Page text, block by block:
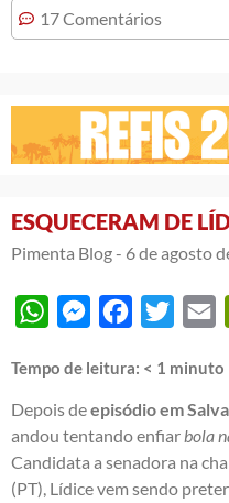
17 Comentários
ESQUECERAM DE
Pimenta Blog - 6 de agosto
WhatsAppMessengerFacebook
Twitter
Tempo de leitura: < 1 minuto
Depois deepisódio em
andou tentando enfiarbola
Candidata a senadora na
(PT), Lídice vem sendo